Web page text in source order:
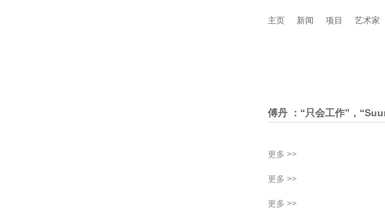
主页 新闻 项目 艺术家
傅丹 ：“只会工作”，
更多 >>
更多 >>
更多 >>